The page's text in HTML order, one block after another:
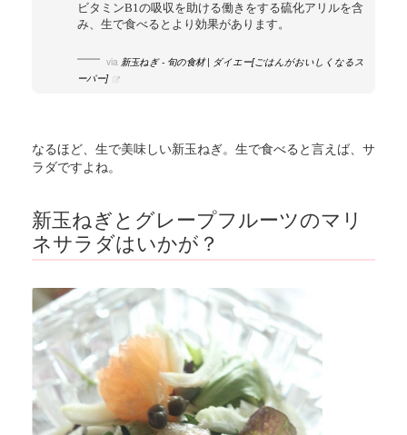
ビタミンB1の吸収を助ける働きをする硫化アリルを含
み、生で食べるとより効果があります。
via 新玉ねぎ - 旬の食材 | ダイエー[ごはんがおいしくなるス
ーパー]
なるほど、生で美味しい新玉ねぎ。生で食べると言えば、サ
ラダですよね。
新玉ねぎとグレープフルーツのマリ
ネサラダはいかが？